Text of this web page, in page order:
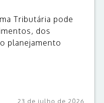
Tributária pode
dos
planejamento
23 de julho de 2026